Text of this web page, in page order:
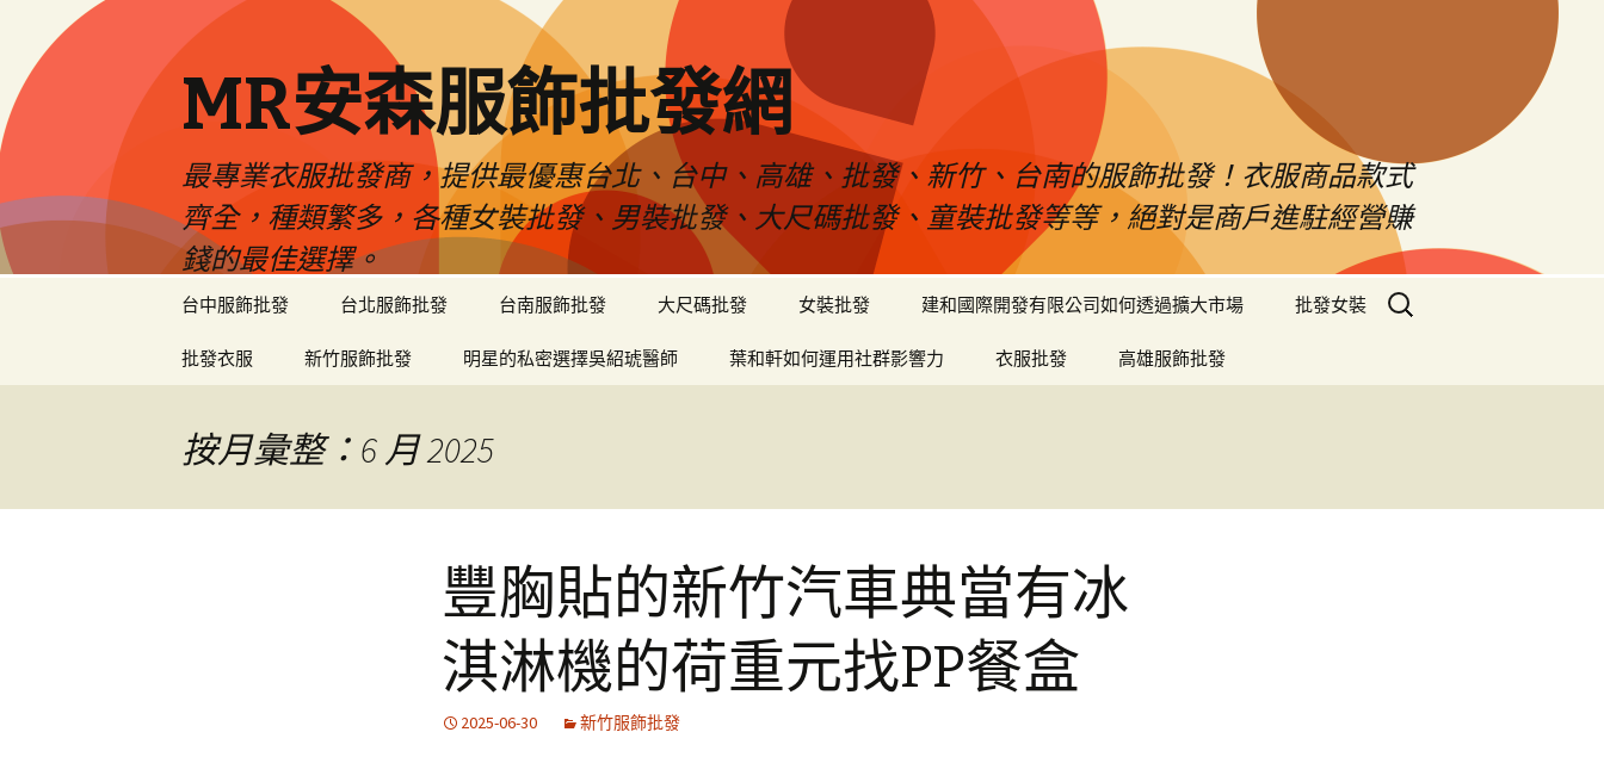
MR安森服飾批發網
最專業衣服批發商，提供最優惠台北、台中、高雄、批發、新竹、台南的服飾批發！衣服商品款式
齊全，種類繁多，各種女裝批發、男裝批發、大尺碼批發、童裝批發等等，絕對是商戶進駐經營賺
錢的最佳選擇。
台中服飾批發 台北服飾批發 台南服飾批發 大尺碼批發 女裝批發 建和國際開發有限公司如何透過擴大市場 批發女裝
批發衣服 新竹服飾批發 明星的私密選擇吳紹琥醫師 葉和軒如何運用社群影響力 衣服批發 高雄服飾批發
搜
尋
按月彙整：6 月 2025
豐胸貼的新竹汽車典當有冰
淇淋機的荷重元找PP餐盒
2025-06-30 新竹服飾批發